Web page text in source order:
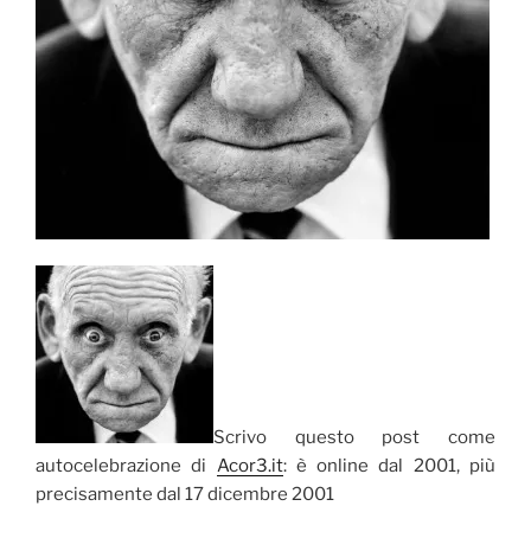
Scrivo questo post come
autocelebrazione di Acor3.it: è online dal 2001, più
precisamente dal 17 dicembre 2001